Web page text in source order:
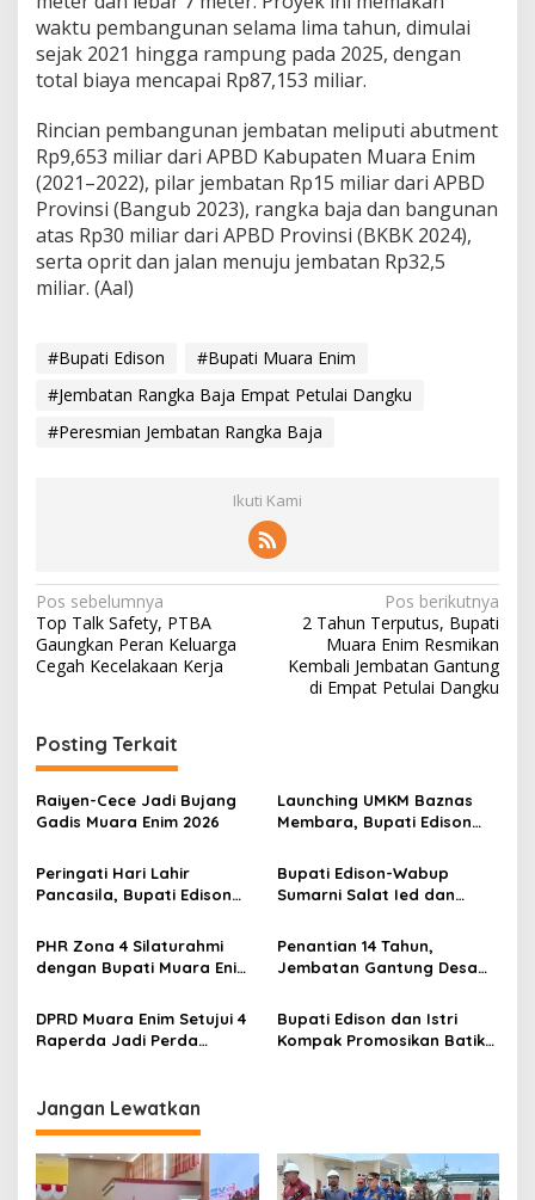
waktu pembangunan selama lima tahun, dimulai
sejak 2021 hingga rampung pada 2025, dengan
total biaya mencapai Rp87,153 miliar.
Rincian pembangunan jembatan meliputi abutment
Rp9,653 miliar dari APBD Kabupaten Muara Enim
(2021–2022), pilar jembatan Rp15 miliar dari APBD
Provinsi (Bangub 2023), rangka baja dan bangunan
atas Rp30 miliar dari APBD Provinsi (BKBK 2024),
serta oprit dan jalan menuju jembatan Rp32,5
miliar. (Aal)
#Bupati Edison
#Bupati Muara Enim
#Jembatan Rangka Baja Empat Petulai Dangku
#Peresmian Jembatan Rangka Baja
Ikuti Kami
N
a
v
g
a
s
i
p
o
s
Pos sebelumnya
Top Talk Safety, PTBA
Gaungkan Peran Keluarga
Cegah Kecelakaan Kerja
Pos berikutnya
2 Tahun Terputus, Bupati
Muara Enim Resmikan
Kembali Jembatan Gantung
di Empat Petulai Dangku
Posting Terkait
Raiyen-Cece Jadi Bujang
Gadis Muara Enim 2026
Launching UMKM Baznas
Membara, Bupati Edison
Usaha kepada 200
Mustahik
Peringati Hari Lahir
Pancasila, Bupati Edison
Perkokoh Persatuan dan
Kawal Pembangunan
Bupati Edison-Wabup
Sumarni Salat Ied dan
di Masjid Agung
PHR Zona 4 Silaturahmi
dengan Bupati Muara Enim
Sinergi Dukung Ketahanan
Energi Nasional
Penantian 14 Tahun,
Jembatan Gantung Desa
DPRD Muara Enim Setujui 4
Raperda Jadi Perda
Bupati Edison dan Istri
Kompak Promosikan Batik
Jangan Lewatkan